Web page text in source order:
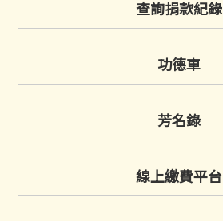
查詢捐款紀錄
功德車
芳名錄
線上繳費平台